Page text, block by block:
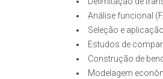
Análise funcional
Seleção e
Estudos de
Construção de
Modelagem